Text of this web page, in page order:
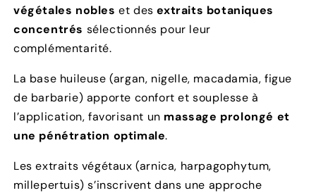
végétales nobles et desextraits botaniques
concentrés sélectionnés pour leur
complémentarité.
La base huileuse (argan, nigelle, macadamia, figue
de barbarie) apporte confort et souplesse à
l’application, favorisant un massage prolongé et
une pénétration optimale.
Les extraits végétaux (arnica, harpagophytum,
millepertuis) s’inscrivent dans une approche